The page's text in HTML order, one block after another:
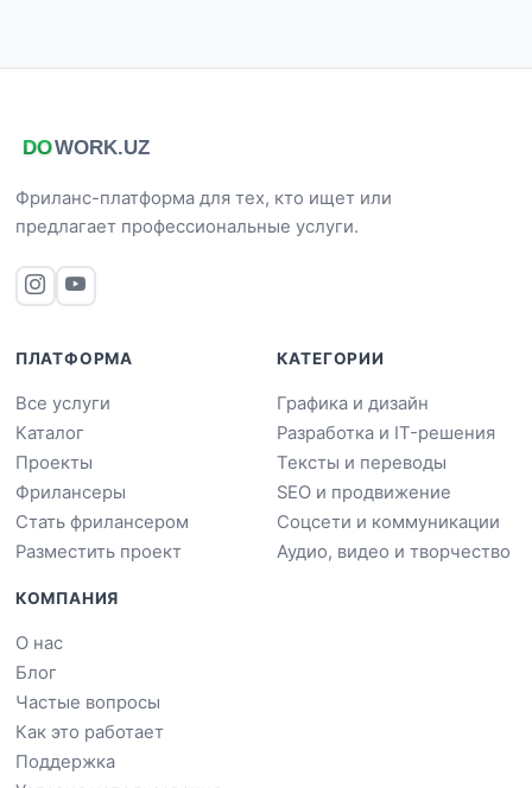
Фриланс-платформа для тех, кто ищет или
предлагает профессиональные услуги.
ПЛАТФОРМА
Все услуги
Каталог
Проекты
Фрилансеры
Стать фрилансером
Разместить проект
КАТЕГОРИИ
Графика и дизайн
Разработка и IT-решения
Тексты и переводы
SEO и продвижение
Соцсети и коммуникации
Аудио, видео и творчество
КОМПАНИЯ
О нас
Блог
Частые вопросы
Как это работает
Поддержка